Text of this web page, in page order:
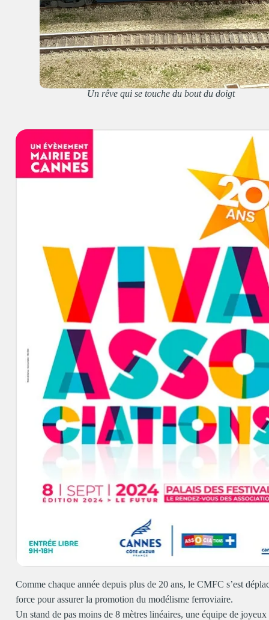
Un rêve qui se touche du bout du doigt
Comme chaque année depuis plus de 20 ans, le CMFC s’est
force pour assurer la promotion du modélisme ferroviaire.
Un stand de pas moins de 8 mètres linéaires, une équipe de joyeux